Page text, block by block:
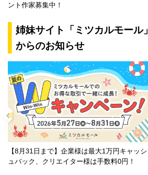
ント作家募集中！
姉妹サイト「ミツカルモール」
からのお知らせ
【8月31日まで】企業様は最大1万円キャッシ
ュバック、クリエイター様は手数料0円！